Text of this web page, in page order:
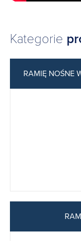
Kategorie
RAMIĘ NOŚNE